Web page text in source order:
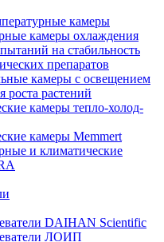
камеры
камеры охлаждения
на стабильность
препаратов
камеры с освещением
роста растений
камеры тепло-холод-
камеры Memmert
и климатические
DAIHAN Scientific
ЛОИП